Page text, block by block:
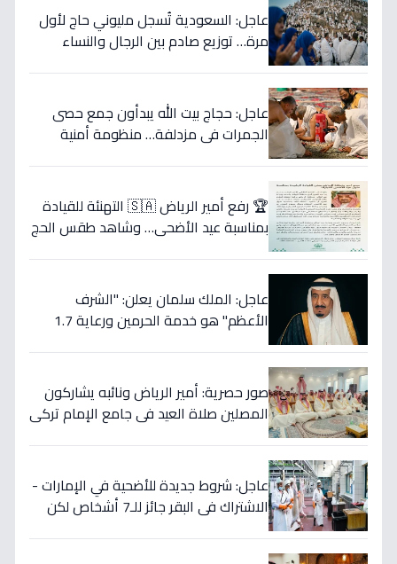
عاجل: السعودية تُسجل مليوني حاج لأول
مرة… توزيع صادم بين الرجال والنساء
عاجل: حجاج بيت الله يبدأون جمع حصى
الجمرات في مزدلفة… منظومة أمنية
🏆 رفع أمير الرياض 🇸🇦 التهنئة للقيادة
بمناسبة عيد الأضحى… وشاهد طقس الحج
عاجل: الملك سلمان يعلن: "الشرف
الأعظم" هو خدمة الحرمين ورعاية 1.7
صور حصرية: أمير الرياض ونائبه يشاركون
المصلين صلاة العيد في جامع الإمام تركي
عاجل: شروط جديدة للأضحية في الإمارات -
الاشتراك في البقر جائز للـ7 أشخاص لكن